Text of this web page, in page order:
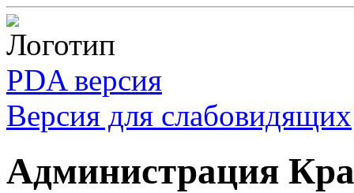
PDA версия
Версия для слабовидящих
Администрация